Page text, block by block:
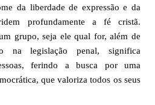
da liberdade de expressão e da
profundamente a fé cristã.
grupo, seja ele qual for, além de
na legislação penal, significa
ferindo a busca por uma
que valoriza todos os seus